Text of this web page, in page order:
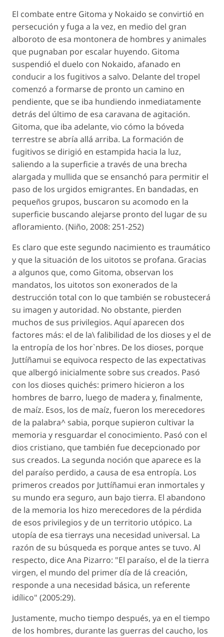
El combate entre Gitoma y Nokaido se convirtió en
persecución y fuga a la vez, en medio del gran
alboroto de esa montonera de hombres y animales
que pugnaban por escalar huyendo. Gitoma
suspendió el duelo con Nokaido, afanado en
conducir a los fugitivos a salvo. Delante del tropel
comenzó a formarse de pronto un camino en
pendiente, que se iba hundiendo inmediatamente
detrás del último de esa caravana de agitación.
Gitoma, que iba adelante, vio cómo la bóveda
terrestre se abría allá arriba. La formación de
fugitivos se dirigió en estampida hacia la luz,
saliendo a la superficie a través de una brecha
alargada y mullida que se ensanchó para permitir el
paso de los urgidos emigrantes. En bandadas, en
pequeños grupos, buscaron su acomodo en la
superficie buscando alejarse pronto del lugar de su
afloramiento. (Niño, 2008: 251-252)
Es claro que este segundo nacimiento es traumático
y que la situación de los uitotos se profana. Gracias
a algunos que, como Gitoma, observan los
mandatos, los uitotos son exonerados de la
destrucción total con lo que también se robustecerá
su imagen y autoridad. No obstante, pierden
muchos de sus privilegios. Aquí aparecen dos
factores más: el de la\ falibilidad de los dioses y el de
la entropía de los hor`nbres. De los dioses, porque
Juttíñamui se equivoca respecto de las expectativas
que albergó inicialmente sobre sus creados. Pasó
con los dioses quichés: primero hicieron a los
hombres de barro, luego de madera y, finalmente,
de maíz. Esos, los de maíz, fueron los merecedores
de la palabra^ sabia, porque supieron cultivar la
memoria y resguardar el conocimiento. Pasó con el
dios cristiano, que también fue decepcionado por
sus creados. La segunda noción que aparece es la
del paraíso perdido, a causa de esa entropía. Los
primeros creados por Juttíñamui eran inmortales y
su mundo era seguro, aun bajo tierra. El abandono
de la memoria los hizo merecedores de la pérdida
de esos privilegios y de un territorio utópico. La
utopía de esa tierrays una necesidad universal. La
razón de su búsqueda es porque antes se tuvo. Al
respecto, dice Ana Pizarro: "El paraíso, el de la tierra
virgen, el mundo del primer día de lá creación,
responde a una necesidad básica, un referente
idílico" (2005:29).
Justamente, mucho tiempo después, ya en el tiempo
de los hombres, durante las guerras del caucho, los